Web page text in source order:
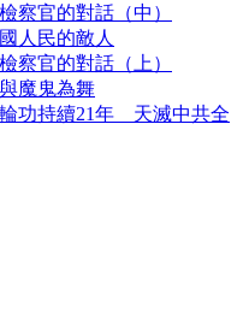
察官的對話（中）
人民的敵人
察官的對話（上）
魔鬼為舞
功持續21年 天滅中共全